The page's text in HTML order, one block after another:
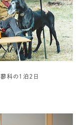
蓼科の1泊2日